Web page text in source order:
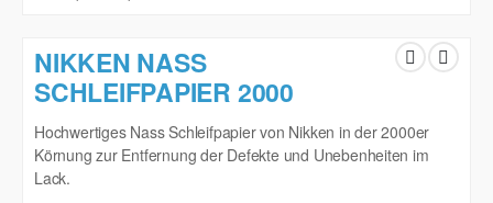
Bildgalerie
springen
Anfang
der
Bildgalerie
NIKKEN NASS
SCHLEIFPAPIER 2000
Hochwertiges Nass Schleifpapier von Nikken in der 2000er
Körnung zur Entfernung der Defekte und Unebenheiten im
Lack.